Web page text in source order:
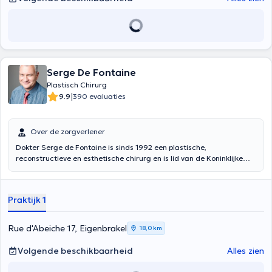
Serge De Fontaine
Plastisch Chirurg
9.9|390 evaluaties
Over de zorgverlener
Dokter Serge de Fontaine is sinds 1992 een plastische,
reconstructieve en esthetische chirurg en is lid van de Koninklijke
één dag per week, op maandag, als consulent in de Claris Clinic. Hij
behandeling van het gezicht en de borsten in de Claris Clinic. Hij
heeft een bijzondere interesse voor facelifts en neuscorrecties.
Dokter de Fontaine is eveneens diensthoofd van de afdeling
plastische chirurgie in het Universitair Erasmusziekenhuis (Cliniques
Universitaires de Bruxelles, ULB), waar hij ook Stage Meester is voor
het Ministerie van Volksgezondheid en dus de opleiding begeleidt
Praktijk 1
Rue d'Abeiche 17, Eigenbrakel 18,0 km
Volgende beschikbaarheid Alles zien